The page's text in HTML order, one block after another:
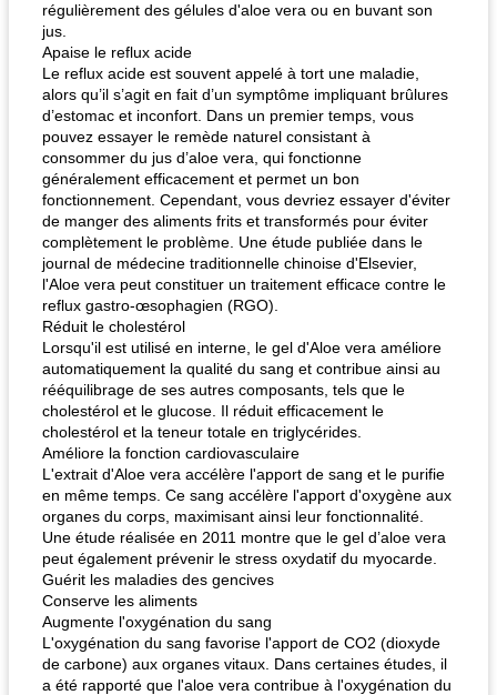
régulièrement des gélules d'aloe vera ou en buvant son
jus.
Apaise le reflux acide
Le reflux acide est souvent appelé à tort une maladie,
alors qu’il s’agit en fait d’un symptôme impliquant brûlures
d’estomac et inconfort. Dans un premier temps, vous
pouvez essayer le remède naturel consistant à
consommer du jus d’aloe vera, qui fonctionne
généralement efficacement et permet un bon
fonctionnement. Cependant, vous devriez essayer d'éviter
de manger des aliments frits et transformés pour éviter
complètement le problème. Une étude publiée dans le
journal de médecine traditionnelle chinoise d'Elsevier,
l'Aloe vera peut constituer un traitement efficace contre le
reflux gastro-œsophagien (RGO).
Réduit le cholestérol
Lorsqu'il est utilisé en interne, le gel d'Aloe vera améliore
automatiquement la qualité du sang et contribue ainsi au
rééquilibrage de ses autres composants, tels que le
cholestérol et le glucose. Il réduit efficacement le
cholestérol et la teneur totale en triglycérides.
Améliore la fonction cardiovasculaire
L'extrait d'Aloe vera accélère l'apport de sang et le purifie
en même temps. Ce sang accélère l'apport d'oxygène aux
organes du corps, maximisant ainsi leur fonctionnalité.
Une étude réalisée en 2011 montre que le gel d’aloe vera
peut également prévenir le stress oxydatif du myocarde.
Guérit les maladies des gencives
Conserve les aliments
Augmente l'oxygénation du sang
L'oxygénation du sang favorise l'apport de CO2 (dioxyde
de carbone) aux organes vitaux. Dans certaines études, il
a été rapporté que l'aloe vera contribue à l'oxygénation du